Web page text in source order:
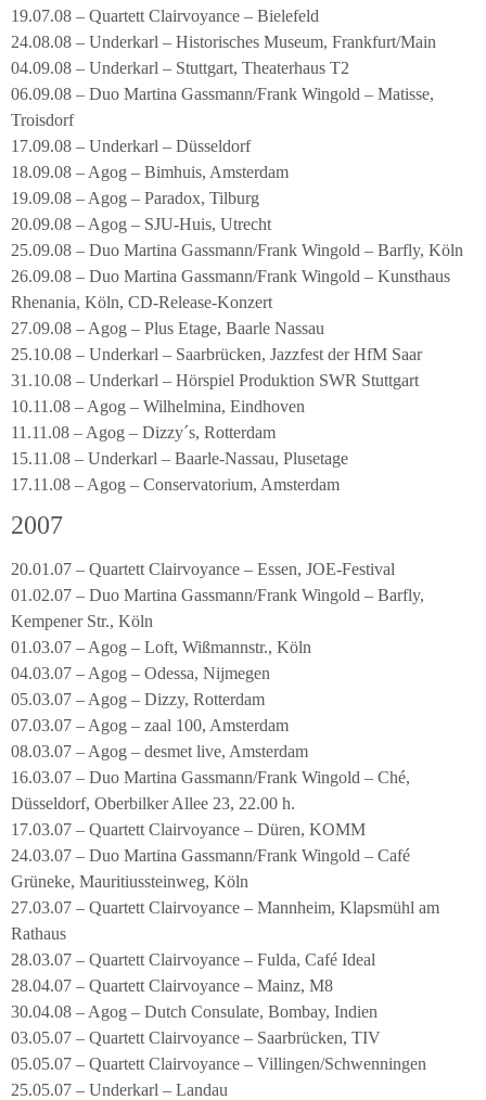
19.07.08 – Quartett Clairvoyance – Bielefeld
24.08.08 – Underkarl – Historisches Museum, Frankfurt/Main
04.09.08 – Underkarl – Stuttgart, Theaterhaus T2
06.09.08 – Duo Martina Gassmann/Frank Wingold – Matisse,
Troisdorf
17.09.08 – Underkarl – Düsseldorf
18.09.08 – Agog – Bimhuis, Amsterdam
19.09.08 – Agog – Paradox, Tilburg
20.09.08 – Agog – SJU-Huis, Utrecht
25.09.08 – Duo Martina Gassmann/Frank Wingold – Barfly, Köln
26.09.08 – Duo Martina Gassmann/Frank Wingold – Kunsthaus
Rhenania, Köln, CD-Release-Konzert
27.09.08 – Agog – Plus Etage, Baarle Nassau
25.10.08 – Underkarl – Saarbrücken, Jazzfest der HfM Saar
31.10.08 – Underkarl – Hörspiel Produktion SWR Stuttgart
10.11.08 – Agog – Wilhelmina, Eindhoven
11.11.08 – Agog – Dizzy´s, Rotterdam
15.11.08 – Underkarl – Baarle-Nassau, Plusetage
17.11.08 – Agog – Conservatorium, Amsterdam
2007
20.01.07 – Quartett Clairvoyance – Essen, JOE-Festival
01.02.07 – Duo Martina Gassmann/Frank Wingold – Barfly,
Kempener Str., Köln
01.03.07 – Agog – Loft, Wißmannstr., Köln
04.03.07 – Agog – Odessa, Nijmegen
05.03.07 – Agog – Dizzy, Rotterdam
07.03.07 – Agog – zaal 100, Amsterdam
08.03.07 – Agog – desmet live, Amsterdam
16.03.07 – Duo Martina Gassmann/Frank Wingold – Ché,
Düsseldorf, Oberbilker Allee 23, 22.00 h.
17.03.07 – Quartett Clairvoyance – Düren, KOMM
24.03.07 – Duo Martina Gassmann/Frank Wingold – Café
Grüneke, Mauritiussteinweg, Köln
27.03.07 – Quartett Clairvoyance – Mannheim, Klapsmühl am
Rathaus
28.03.07 – Quartett Clairvoyance – Fulda, Café Ideal
28.04.07 – Quartett Clairvoyance – Mainz, M8
30.04.08 – Agog – Dutch Consulate, Bombay, Indien
03.05.07 – Quartett Clairvoyance – Saarbrücken, TIV
05.05.07 – Quartett Clairvoyance – Villingen/Schwenningen
25.05.07 – Underkarl – Landau